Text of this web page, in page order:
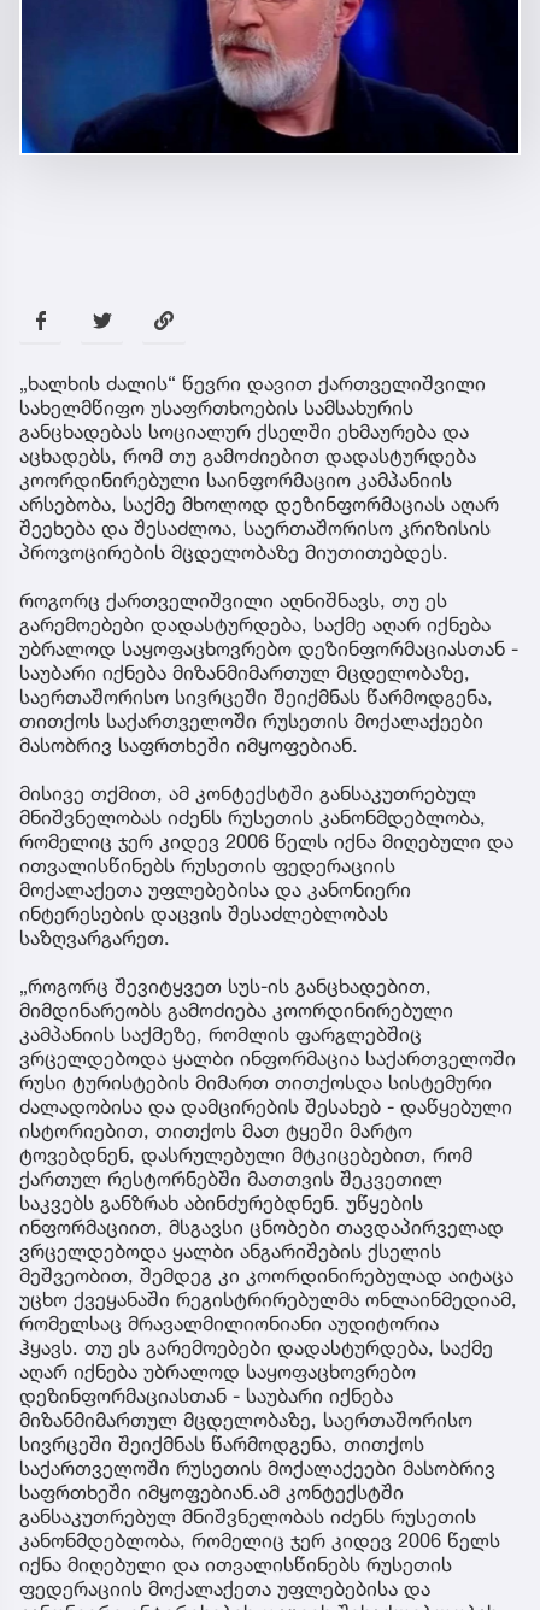
„ხალხის ძალის“ წევრი დავით ქართველიშვილი
სახელმწიფო უსაფრთხოების სამსახურის
განცხადებას სოციალურ ქსელში ეხმაურება და
აცხადებს, რომ თუ გამოძიებით დადასტურდება
კოორდინირებული საინფორმაციო კამპანიის
არსებობა, საქმე მხოლოდ დეზინფორმაციას აღარ
შეეხება და შესაძლოა, საერთაშორისო კრიზისის
პროვოცირების მცდელობაზე მიუთითებდეს.
როგორც ქართველიშვილი აღნიშნავს, თუ ეს
გარემოებები დადასტურდება, საქმე აღარ იქნება
უბრალოდ საყოფაცხოვრებო დეზინფორმაციასთან -
საუბარი იქნება მიზანმიმართულ მცდელობაზე,
საერთაშორისო სივრცეში შეიქმნას წარმოდგენა,
თითქოს საქართველოში რუსეთის მოქალაქეები
მასობრივ საფრთხეში იმყოფებიან.
მისივე თქმით, ამ კონტექსტში განსაკუთრებულ
მნიშვნელობას იძენს რუსეთის კანონმდებლობა,
რომელიც ჯერ კიდევ 2006 წელს იქნა მიღებული და
ითვალისწინებს რუსეთის ფედერაციის
მოქალაქეთა უფლებებისა და კანონიერი
ინტერესების დაცვის შესაძლებლობას
საზღვარგარეთ.
„როგორც შევიტყვეთ სუს-ის განცხადებით,
მიმდინარეობს გამოძიება კოორდინირებული
კამპანიის საქმეზე, რომლის ფარგლებშიც
ვრცელდებოდა ყალბი ინფორმაცია საქართველოში
რუსი ტურისტების მიმართ თითქოსდა სისტემური
ძალადობისა და დამცირების შესახებ - დაწყებული
ისტორიებით, თითქოს მათ ტყეში მარტო
ტოვებდნენ, დასრულებული მტკიცებებით, რომ
ქართულ რესტორნებში მათთვის შეკვეთილ
საკვებს განზრახ აბინძურებდნენ. უწყების
ინფორმაციით, მსგავსი ცნობები თავდაპირველად
ვრცელდებოდა ყალბი ანგარიშების ქსელის
მეშვეობით, შემდეგ კი კოორდინირებულად აიტაცა
უცხო ქვეყანაში რეგისტრირებულმა ონლაინმედიამ,
რომელსაც მრავალმილიონიანი აუდიტორია
ჰყავს. თუ ეს გარემოებები დადასტურდება, საქმე
აღარ იქნება უბრალოდ საყოფაცხოვრებო
დეზინფორმაციასთან - საუბარი იქნება
მიზანმიმართულ მცდელობაზე, საერთაშორისო
სივრცეში შეიქმნას წარმოდგენა, თითქოს
საქართველოში რუსეთის მოქალაქეები მასობრივ
საფრთხეში იმყოფებიან.ამ კონტექსტში
განსაკუთრებულ მნიშვნელობას იძენს რუსეთის
კანონმდებლობა, რომელიც ჯერ კიდევ 2006 წელს
იქნა მიღებული და ითვალისწინებს რუსეთის
ფედერაციის მოქალაქეთა უფლებებისა და